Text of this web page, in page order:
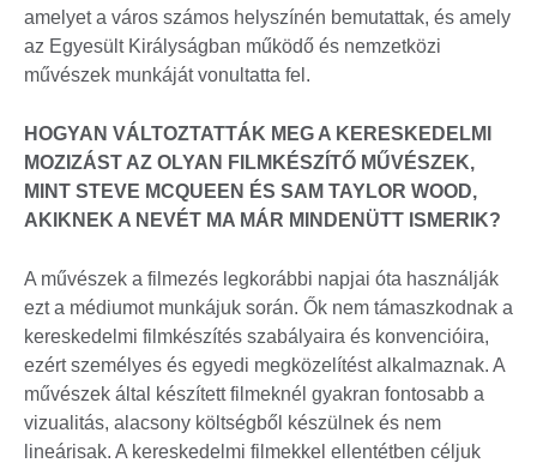
amelyet a város számos helyszínén bemutattak, és amely
az Egyesült Királyságban működő és nemzetközi
művészek munkáját vonultatta fel.
HOGYAN VÁLTOZTATTÁK MEG A KERESKEDELMI
MOZIZÁST AZ OLYAN FILMKÉSZÍTŐ MŰVÉSZEK,
MINT STEVE MCQUEEN ÉS SAM TAYLOR WOOD,
AKIKNEK A NEVÉT MA MÁR MINDENÜTT ISMERIK?
A művészek a filmezés legkorábbi napjai óta használják
ezt a médiumot munkájuk során. Ők nem támaszkodnak a
kereskedelmi filmkészítés szabályaira és konvencióira,
ezért személyes és egyedi megközelítést alkalmaznak. A
művészek által készített filmeknél gyakran fontosabb a
vizualitás, alacsony költségből készülnek és nem
lineárisak. A kereskedelmi filmekkel ellentétben céljuk